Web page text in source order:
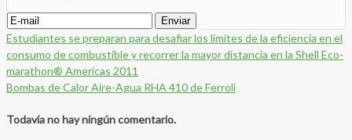
Estudiantes se preparan para desafiar los límites de la eficiencia en el
consumo de combustible y recorrer la mayor distancia en la Shell Eco-
marathon® Americas 2011
Bombas de Calor Aire-Agua RHA 410 de Ferroli
Todavía no hay ningún comentario.